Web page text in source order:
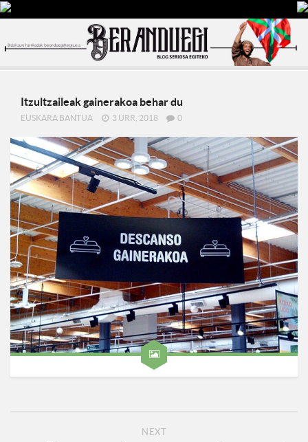
Itzultzaileak gainerakoa behar du
EUSKARA BANTUA 3 URR, 2018 0
NEXT